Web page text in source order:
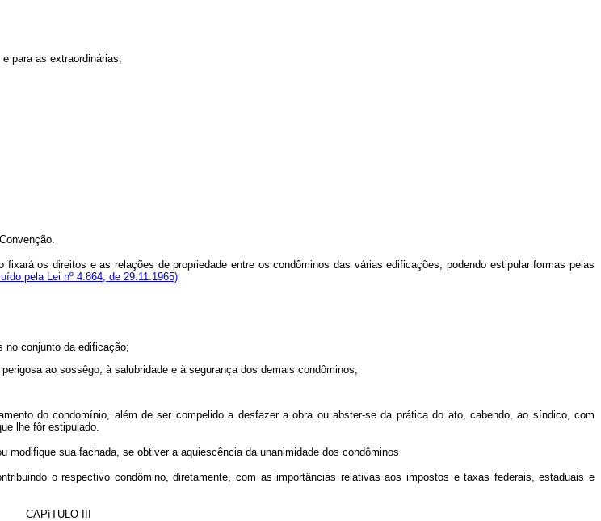
para as extraordinárias;
os direitos e as relações de propriedade entre os condôminos das várias edificações, podendo estipular formas pelas
pela Lei nº 4.864, de 29.11.1965)
no conjunto da edificação;
ao sossêgo, à salubridade e à segurança dos demais condôminos;
do condomínio, além de ser compelido a desfazer a obra ou abster-se da prática do ato, cabendo, ao síndico, com
lhe fôr estipulado.
modifique sua fachada, se obtiver a aquiescência da unanimidade dos condôminos
o respectivo condômino, diretamente, com as importâncias relativas aos impostos e taxas federais, estaduais e
CAPíTULO III